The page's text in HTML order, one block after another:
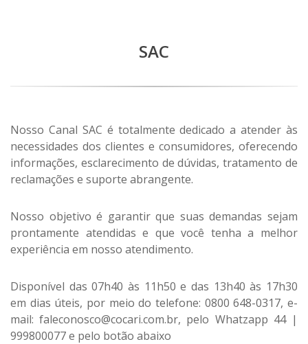
SAC
Nosso Canal SAC é totalmente dedicado a atender às
necessidades dos clientes e consumidores, oferecendo
informações, esclarecimento de dúvidas, tratamento de
reclamações e suporte abrangente.
Nosso objetivo é garantir que suas demandas sejam
prontamente atendidas e que você tenha a melhor
experiência em nosso atendimento.
Disponível das 07h40 às 11h50 e das 13h40 às 17h30
em dias úteis, por meio do telefone: 0800 648-0317, e-
mail:faleconosco@cocari.com.br, pelo Whatzapp 44 |
999800077 e pelo botão abaixo